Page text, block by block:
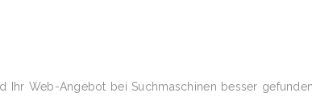
Ihr Web-Angebot bei Suchmaschinen besser